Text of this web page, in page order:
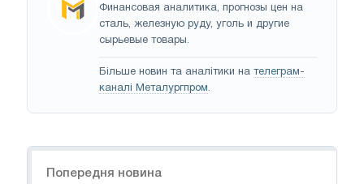
Финансовая аналитика, прогнозы цен на
сталь, железную руду, уголь и другие
сырьевые товары.
Більше новин та аналітики на телеграм-
каналі Металургпром.
Попередня новина